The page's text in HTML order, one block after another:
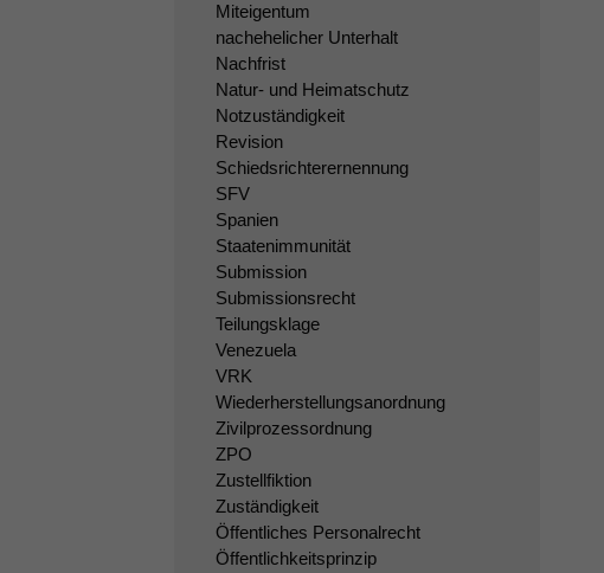
Miteigentum
nachehelicher Unterhalt
Nachfrist
Natur- und Heimatschutz
Notzuständigkeit
Revision
Schiedsrichterernennung
SFV
Spanien
Staatenimmunität
Submission
Submissionsrecht
Teilungsklage
Venezuela
VRK
Wiederherstellungsanordnung
Zivilprozessordnung
ZPO
Zustellfiktion
Zuständigkeit
Öffentliches Personalrecht
Öffentlichkeitsprinzip